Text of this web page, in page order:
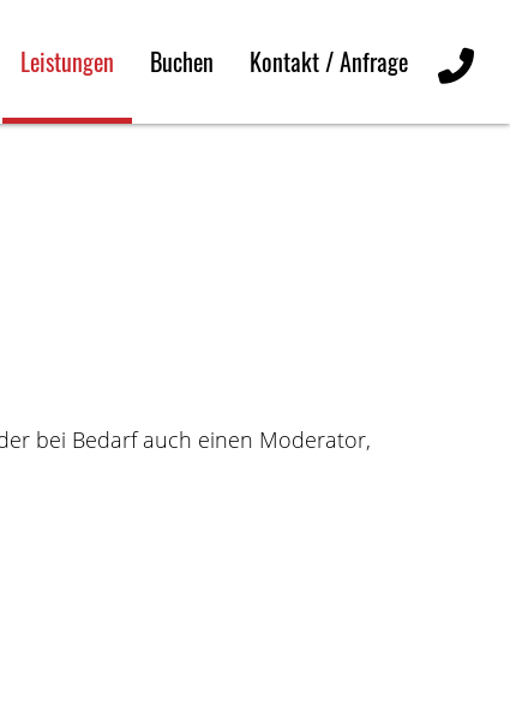
Leistungen Buchen Kontakt / Anfrage
bei Bedarf auch einen Moderator,